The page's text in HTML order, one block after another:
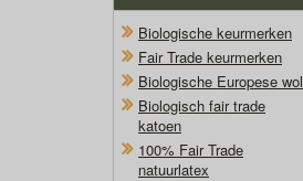
Biologische keurmerken
Fair Trade keurmerken
Biologische Europese wol
Biologisch fair trade
katoen
100% Fair Trade
natuurlatex